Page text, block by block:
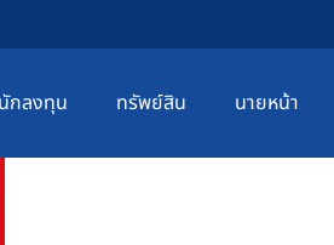
นักลงทุน ทรัพย์สิน นายหน้า